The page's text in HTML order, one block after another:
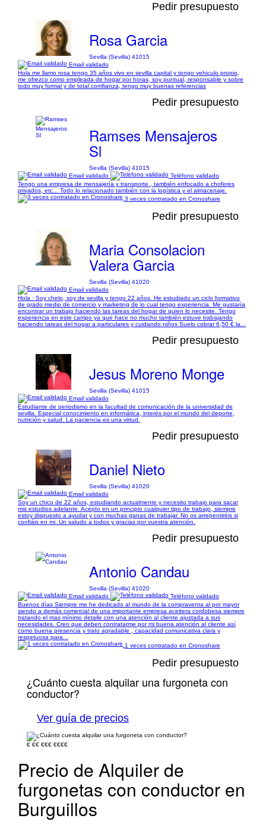
Pedir presupuesto
Rosa Garcia
Sevilla (Sevilla) 41015
Email validado
Hola me llamo rosa tengo 35 años vivo en sevilla capital y tengo vehiculo propio,
me ofrezco como empleada de hogar por horas, soy puntual, responsable y sobre
todo muy formal y de total comfianza, tengo muy buenas referencias
Pedir presupuesto
Ramses Mensajeros
Sl
Sevilla (Sevilla) 41015
Email validado
Teléfono validado
Tengo una empresa de mensajería y transporte , también enfocado a choferes
privados, etc... Todo lo relacionado también con la logística y el almacenaje.
3 veces contratado en Cronoshare
Pedir presupuesto
Maria Consolacion
Valera Garcia
Sevilla (Sevilla) 41020
Email validado
Hola : Soy chelo, soy de sevilla y tengo 22 años. He estudiado un ciclo formativo
de grado medio de comercio y marketing de lo cual tengo experiencia. Me gustaría
encontrar un trabajo haciendo las tareas del hogar de quien lo necesite. Tengo
experiencia en este campo ya que hace no mucho también estuve trabajando
haciendo tareas del hogar a particulares y cuidando niños Suelo cobrar 6,50 € la...
Pedir presupuesto
Jesus Moreno Monge
Sevilla (Sevilla) 41015
Email validado
Estudiante de periodismo en la facultad de comunicación de la universidad de
sevilla. Especial conocimiento en informática, interés por el mundo del deporte,
nutrición y salud. La paciencia es una virtud.
Pedir presupuesto
Daniel Nieto
Sevilla (Sevilla) 41020
Email validado
Soy un chico de 22 años, estudiando actualmente y necesito trabajo para sacar
mis estudios adelante. Acepto en un principio cualquier tipo de trabajo, siempre
estoy dispuesto a ayudar y con muchas ganas de trabajar. No os arrepentiréis si
confiáis en mi. Un saludo a todos y gracias por vuestra atención.
Pedir presupuesto
Antonio Candau
Sevilla (Sevilla) 41020
Email validado
Teléfono validado
Buenos días Siempre me he dedicado al mundo de la compraventa al por mayor
siendo a demás comercial de una importante empresa aceitera cordobesa siempre
tratando el mas mínimo detalle con una atención al cliente ajustada a sus
necesidades. Creo que deben contratarme por mi buena atención al cliente así
como buena presencia y trato agradable , capacidad comunicativa clara y
respetuosa para...
1 veces contratado en Cronoshare
Pedir presupuesto
¿Cuánto cuesta alquilar una furgoneta con
conductor?
Ver guía de precios
€ €€ €€€ €€€€
Precio de Alquiler de
furgonetas con conductor en
Burguillos